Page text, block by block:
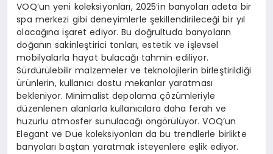
VOQ’un yeni koleksiyonları, 2025’in banyoları adeta bir
spa merkezi gibi deneyimlerle şekillendirileceği bir yıl
olacağına işaret ediyor. Bu doğrultuda banyoların
doğanın sakinleştirici tonları, estetik ve işlevsel
mobilyalarla hayat bulacağı tahmin ediliyor.
Sürdürülebilir malzemeler ve teknolojilerin birleştirildiği
ürünlerin, kullanıcı dostu mekanlar yaratması
bekleniyor. Minimalist depolama çözümleriyle
düzenlenen alanlarla kullanıcılara daha ferah ve
huzurlu atmosfer sunulacağı öngörülüyor. VOQ’un
Elegant ve Due koleksiyonları da bu trendlerle birlikte
banyoları baştan yaratmak isteyenlere eşlik ediyor.